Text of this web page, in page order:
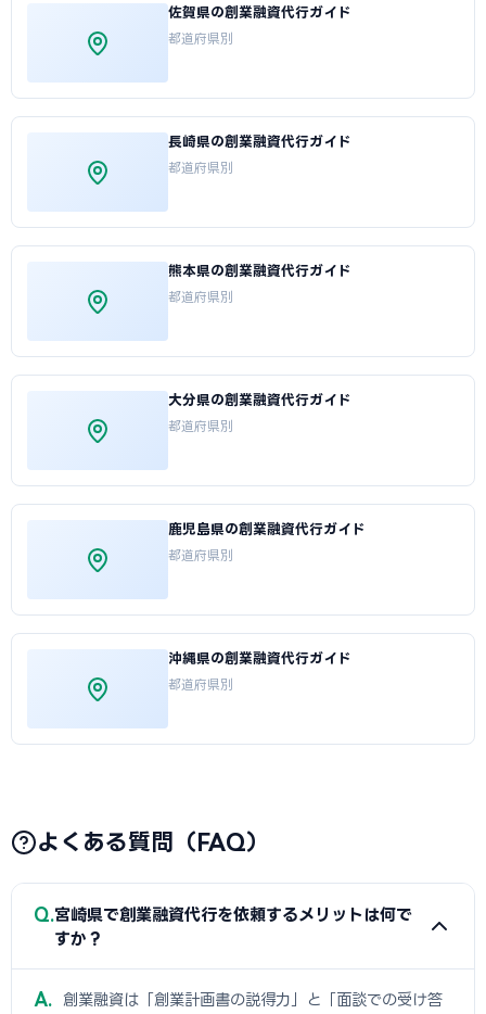
佐賀県の創業融資代行ガイド
都道府県別
長崎県の創業融資代行ガイド
都道府県別
熊本県の創業融資代行ガイド
都道府県別
大分県の創業融資代行ガイド
都道府県別
鹿児島県の創業融資代行ガイド
都道府県別
沖縄県の創業融資代行ガイド
都道府県別
よくある質問（FAQ）
Q 宮崎県で創業融資代行を依頼するメリットは何で
すか？
A
創業融資は「創業計画書の説得力」と「面談での受け答